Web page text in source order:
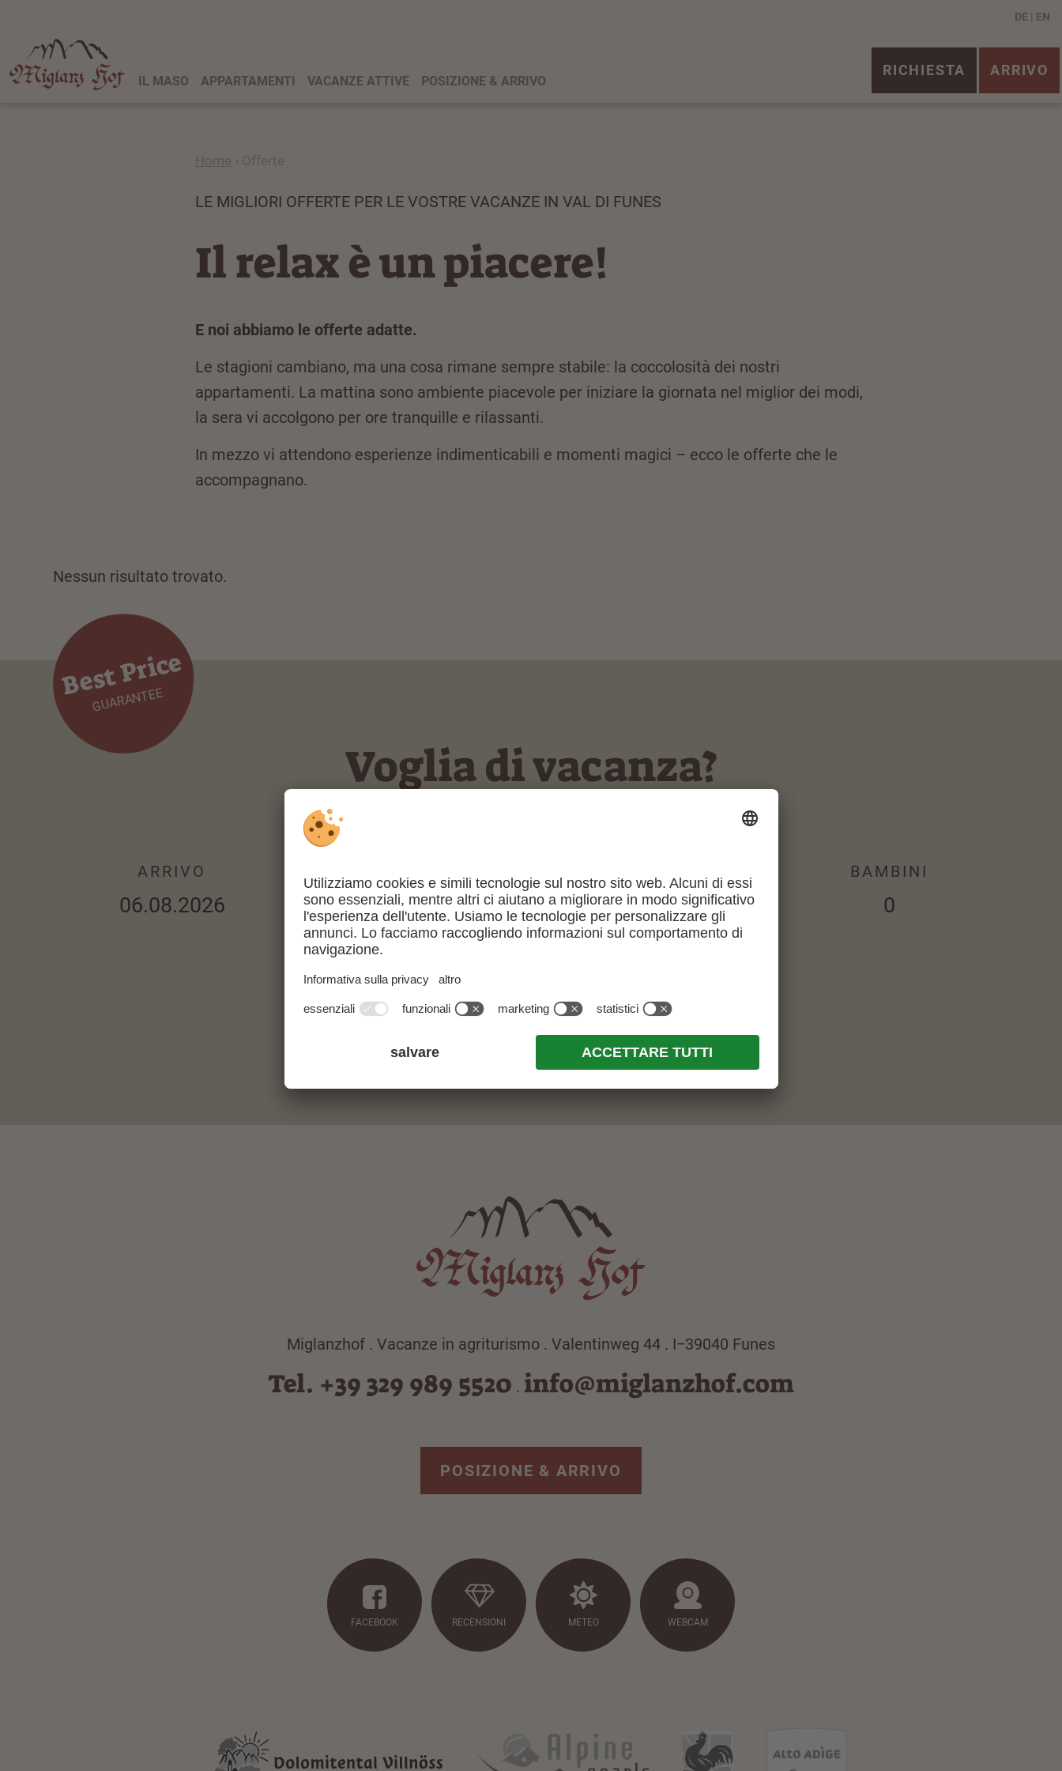
DE EN
IL MASO APPARTAMENTI VACANZE ATTIVE POSIZIONE & ARRIVO
RICHIESTA ARRIVO
LE MIGLIORI OFFERTE PER LE VOSTRE VACANZE IN VAL DI FUNES
Il relax è un piacere!
E noi abbiamo le offerte adatte.
Le stagioni cambiano, ma una cosa rimane sempre stabile: la coccolosità dei nostri
appartamenti. La mattina sono ambiente piacevole per iniziare la giornata nel miglior dei modi,
la sera vi accolgono per ore tranquille e rilassanti.
In mezzo vi attendono esperienze indimenticabili e momenti magici – ecco le offerte che le
accompagnano.
Nessun risultato trovato.
Best Price
GUARANTEE
Voglia di vacanza?
ARRIVO BAMBINI
RICHIESTA
Miglanzhof . Vacanze in agriturismo . Valentinweg 44 . I−39040 Funes
Tel. +39 329 989 5520 . info@miglanzhof.com
POSIZIONE & ARRIVO
FACEBOOK RECENSIONI METEO WEBCAM